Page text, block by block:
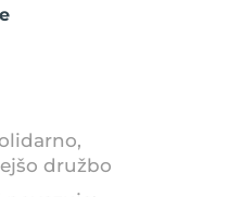
družbo